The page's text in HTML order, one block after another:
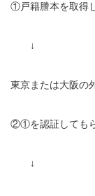
①戸籍謄本を取得
↓
東京または大阪の
②①を認証してもら
↓